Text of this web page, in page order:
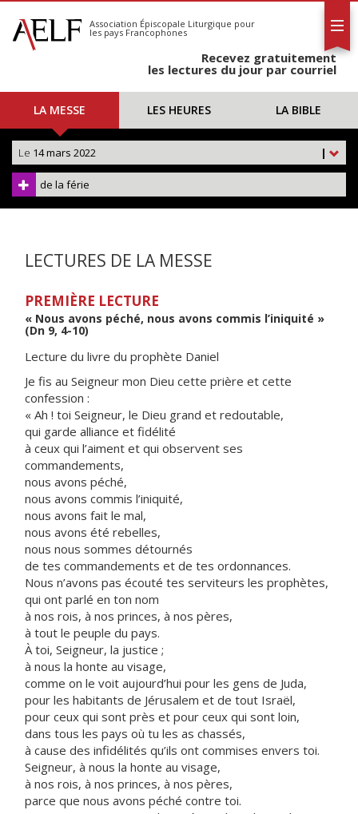
S'abonner
Calendrier
Association Épiscopale Liturgique pour
les pays Francophones
Recevez gratuitement
les lectures du jour par courriel
LA MESSE LES HEURES LA BIBLE
|
Le 14 mars 2022
de la férie
LECTURES DE LA MESSE
PREMIÈRE LECTURE
« Nous avons péché, nous avons commis l’iniquité »
(Dn 9, 4-10)
Lecture du livre du prophète Daniel
Je fis au Seigneur mon Dieu cette prière et cette
confession :
« Ah ! toi Seigneur, le Dieu grand et redoutable,
qui garde alliance et fidélité
à ceux qui l’aiment et qui observent ses
commandements,
nous avons péché,
nous avons commis l’iniquité,
nous avons fait le mal,
nous avons été rebelles,
nous nous sommes détournés
de tes commandements et de tes ordonnances.
Nous n’avons pas écouté tes serviteurs les prophètes,
qui ont parlé en ton nom
à nos rois, à nos princes, à nos pères,
à tout le peuple du pays.
À toi, Seigneur, la justice ;
à nous la honte au visage,
comme on le voit aujourd’hui pour les gens de Juda,
pour les habitants de Jérusalem et de tout Israël,
pour ceux qui sont près et pour ceux qui sont loin,
dans tous les pays où tu les as chassés,
à cause des infidélités qu’ils ont commises envers toi.
Seigneur, à nous la honte au visage,
à nos rois, à nos princes, à nos pères,
parce que nous avons péché contre toi.